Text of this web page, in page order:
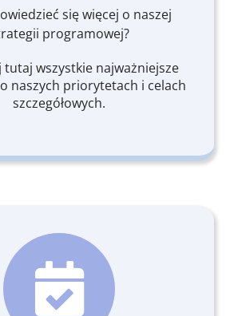
się więcej o naszej
programowej?
tutaj wszystkie najważniejsze
naszych priorytetach i celach
szczegółowych.